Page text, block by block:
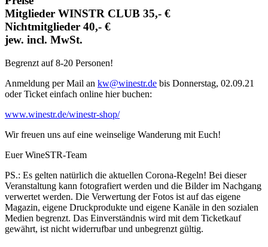
Mitglieder WINSTR CLUB 35,- €
Nichtmitglieder 40,- €
jew. incl. MwSt.
Begrenzt auf 8-20 Personen!
Anmeldung per Mail an kw@winestr.de bis Donnerstag, 02.09.21
oder Ticket einfach online hier buchen:
www.winestr.de/winestr-shop/
Wir freuen uns auf eine weinselige Wanderung mit Euch!
Euer WineSTR-Team
PS.: Es gelten natürlich die aktuellen Corona-Regeln! Bei dieser
Veranstaltung kann fotografiert werden und die Bilder im Nachgang
verwertet werden. Die Verwertung der Fotos ist auf das eigene
Magazin, eigene Druckprodukte und eigene Kanäle in den sozialen
Medien begrenzt. Das Einverständnis wird mit dem Ticketkauf
gewährt, ist nicht widerrufbar und unbegrenzt gültig.